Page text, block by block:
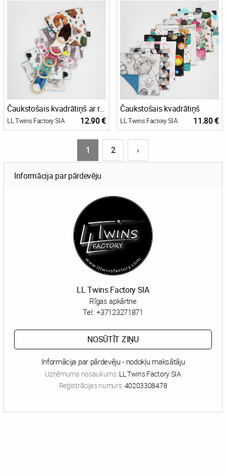
Čaukstošais kvadrātiņš ar riņķi
LL Twins Factory SIA 12.90 €
Čaukstošais kvadrātiņš
LL Twins Factory SIA 11.80 €
1 2 ›
Informācija par pārdevēju
LL Twins Factory SIA
Rīgas apkārtne
Tel::+37123271871
NOSŪTĪT ZIŅU
Informācija par pārdevēju - nodokļu maksātāju
Uzņēmuma nosaukums: LL Twins Factory SIA
Reģistrācijas numurs: 40203308478